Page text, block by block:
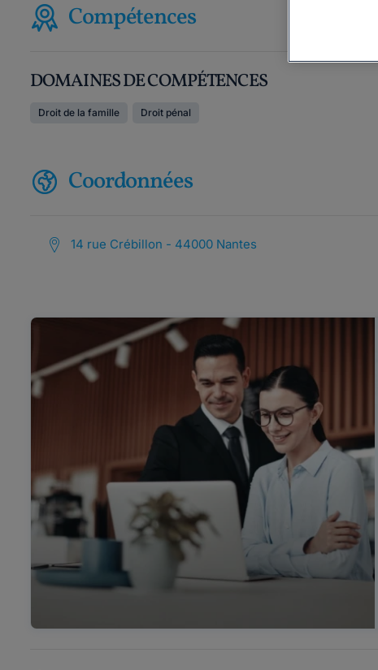
Compétences
DOMAINES DE COMPÉTENCES
Droit de la famille Droit pénal
Coordonnées
14 rue Crébillon - 44000 Nantes